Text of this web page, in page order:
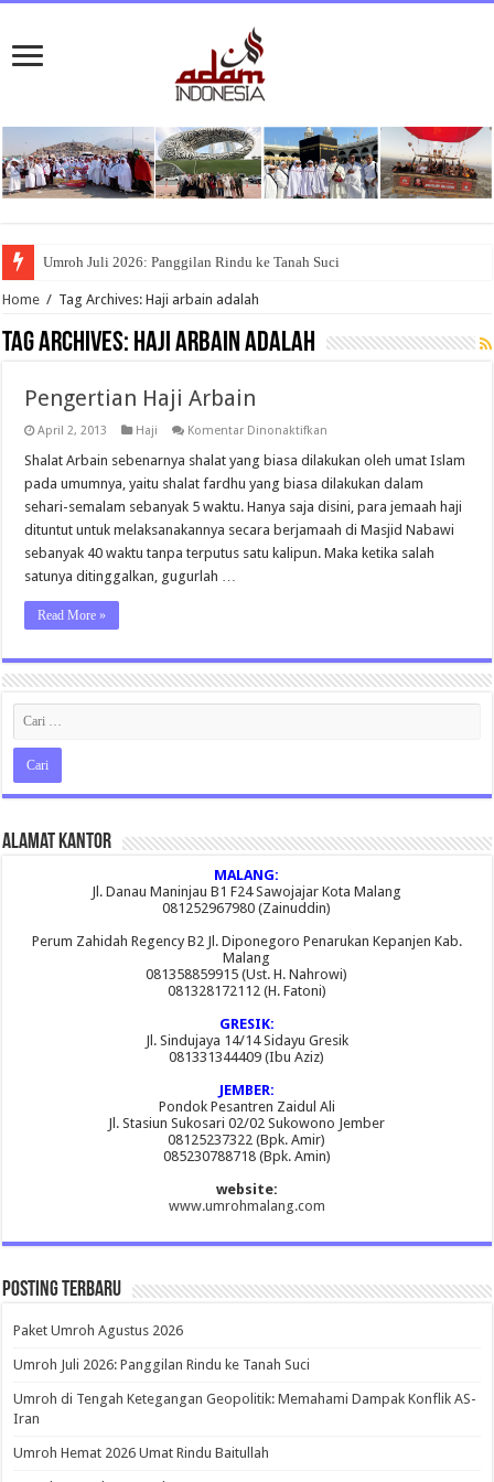
Umroh Juli 2026: Panggilan Rindu ke Tanah Suci
Home / Tag Archives: Haji arbain adalah
Tag Archives: Haji arbain adalah
Pengertian Haji Arbain
April 2, 2013 Haji Komentar Dinonaktifkan
Haji
Shalat Arbain sebenarnya shalat yang biasa dilakukan oleh umat Islam
pada umumnya, yaitu shalat fardhu yang biasa dilakukan dalam
sehari-semalam sebanyak 5 waktu. Hanya saja disini, para jemaah haji
dituntut untuk melaksanakannya secara berjamaah di Masjid Nabawi
sebanyak 40 waktu tanpa terputus satu kalipun. Maka ketika salah
satunya ditinggalkan, gugurlah …
Read More »
Alamat Kantor
MALANG:
Jl. Danau Maninjau B1 F24 Sawojajar Kota Malang
081252967980 (Zainuddin)
Perum Zahidah Regency B2 Jl. Diponegoro Penarukan Kepanjen Kab.
Malang
081358859915 (Ust. H. Nahrowi)
081328172112 (H. Fatoni)
GRESIK:
Jl. Sindujaya 14/14 Sidayu Gresik
081331344409 (Ibu Aziz)
JEMBER:
Pondok Pesantren Zaidul Ali
Jl. Stasiun Sukosari 02/02 Sukowono Jember
08125237322 (Bpk. Amir)
085230788718 (Bpk. Amin)
website:
www.umrohmalang.com
Posting Terbaru
Paket Umroh Agustus 2026
Umroh Juli 2026: Panggilan Rindu ke Tanah Suci
Umroh di Tengah Ketegangan Geopolitik: Memahami Dampak Konflik AS-
Iran
Umroh Hemat 2026 Umat Rindu Baitullah